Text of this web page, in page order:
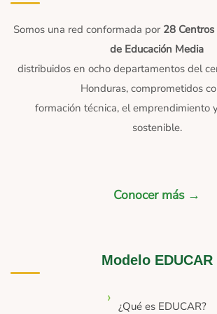
Somos una red conformada por 28
de Educación Media
distribuidos en ocho departamentos del
Honduras, comprometidos
formación técnica, el emprendimiento
sostenible.
Conocer más →
Modelo EDUCAR
¿Qué es EDUCAR?